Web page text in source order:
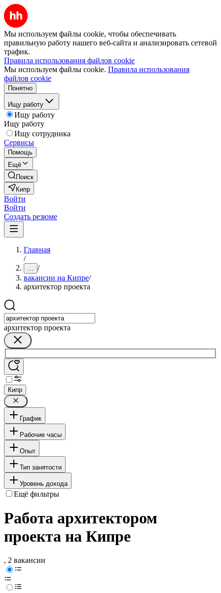
Мы используем файлы cookie, чтобы обеспечивать
правильную работу нашего веб-сайта и анализировать сетевой
трафик.
Правила использования файлов cookie
Мы используем файлы cookie. Правила использования
файлов cookie
Понятно
Ищу работу
Ищу работу
Ищу работу
Ищу сотрудника
Сервисы
Помощь
Ещё
Поиск
Кипр
Войти
Войти
Создать резюме
Главная
/
... /
вакансии на Кипре/
архитектор проекта
архитектор проекта
Кипр
График
Рабочие часы
Опыт
Тип занятости
Уровень дохода
Ещё фильтры
Работа архитектором
проекта на Кипре
, 2 вакансии